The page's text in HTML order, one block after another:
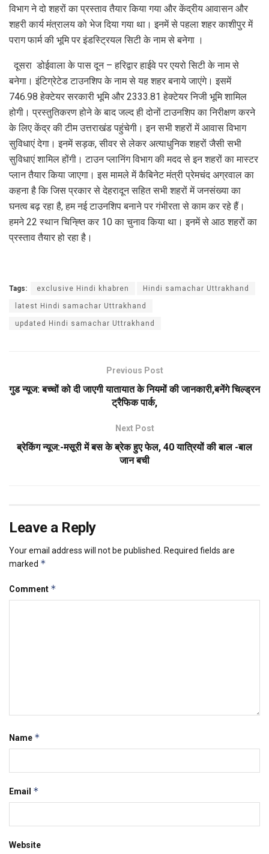
विभाग ने दो शहरों का प्रस्ताव तैयार किया गया और केंद्रीय आवासन और
शहरी कार्य मंत्रालय को भेज दिया गया था। इनमें से पहला शहर काशीपुर में
पराग फार्म की भूमि पर इंडस्ट्रियल सिटी के नाम से बनेगा ।
‌‌ दूसरा डोईवाला के पास दून – हरिद्वार हाईवे पर एयरो सिटी के नाम से
बनेगा। इंटिग्रेटेड टाउनशिप के नाम से यह शहर बनाये जाएंगे। इसमें
746.98 हेक्टेयर सरकारी भूमि और 2333.81 हेक्टेयर निजी भूमि शामिल
होगी। प्रस्तुतिकरण होने के बाद जल्द ही दोनों टाउनशिप का निरीक्षण करने
के लिए केंद्र की टीम उत्तराखंड पहुंचेगी। इन सभी शहरों में आवास विभाग
सुविधाएं देगा। इनमें सड़क, सीवर से लेकर अत्याधुनिक शहरों जैसी सभी
सुविधाएं शामिल होंगी। टाउन प्लानिंग विभाग की मदद से इन शहरों का मास्टर
प्लान तैयार किया जाएगा। इस मामले में कैबिनेट मंत्री प्रेमचंद अग्रवाल का
कहना है कि जिस प्रकार से देहरादून सहित सभी शहरों में जनसंख्या का
घनत्व बढ़ रहा है, हम नई टाउनशिप बनाने पर गंभीरता से काम कर रहे हैं।
हमने 22 स्थान चिन्ह्ति कर 10 का चुनाव किया था। इनमें से आठ शहरों का
प्रस्ताव तैयार हो रहा है।
Tags: exclusive Hindi khabren Hindi samachar Uttrakhand
latest Hindi samachar Uttrakhand
updated Hindi samachar Uttrakhand
Previous Post
गुड न्यूज: बच्चों को दी जाएगी यातायात के नियमों की जानकारी,बनेंगे चिल्ड्रन
ट्रैफिक पार्क,
Next Post
ब्रेकिंग न्यूज:-मसूरी में बस के ब्रेक हुए फेल, 40 यात्रियों की बाल -बाल
जान बची
Leave a Reply
Your email address will not be published. Required fields are
marked *
Comment *
Name *
Email *
Website